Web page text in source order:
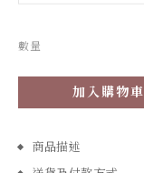
數量
加入購物車
商品描述